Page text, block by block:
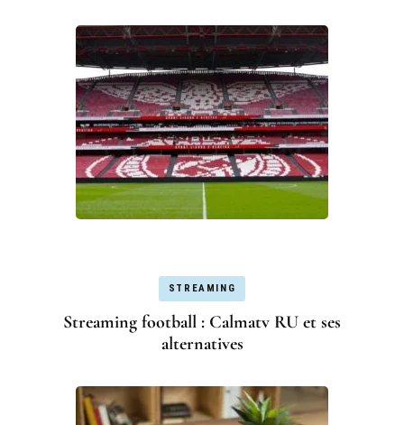
STREAMING
Streaming football : Calmatv RU et ses
alternatives